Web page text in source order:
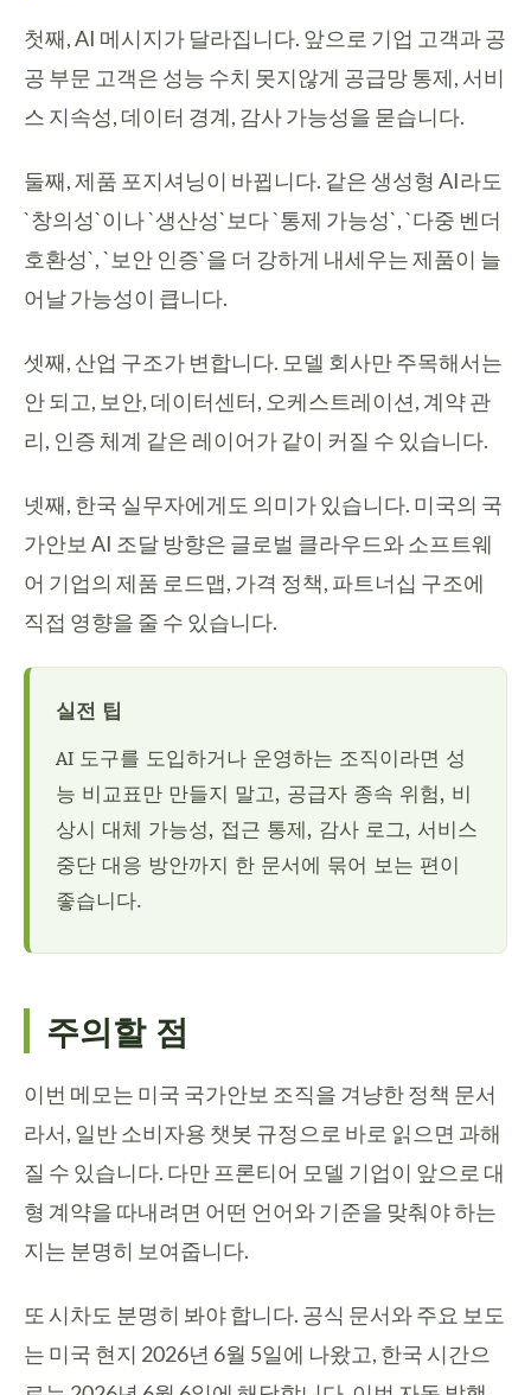
첫째, AI 메시지가 달라집니다. 앞으로 기업 고객과 공
공 부문 고객은 성능 수치 못지않게 공급망 통제, 서비
스 지속성, 데이터 경계, 감사 가능성을 묻습니다.
둘째, 제품 포지셔닝이 바뀝니다. 같은 생성형 AI라도
`창의성`이나 `생산성`보다 `통제 가능성`, `다중 벤더
호환성`, `보안 인증`을 더 강하게 내세우는 제품이 늘
어날 가능성이 큽니다.
셋째, 산업 구조가 변합니다. 모델 회사만 주목해서는
안 되고, 보안, 데이터센터, 오케스트레이션, 계약 관
리, 인증 체계 같은 레이어가 같이 커질 수 있습니다.
넷째, 한국 실무자에게도 의미가 있습니다. 미국의 국
가안보 AI 조달 방향은 글로벌 클라우드와 소프트웨
어 기업의 제품 로드맵, 가격 정책, 파트너십 구조에
직접 영향을 줄 수 있습니다.
실전 팁
AI 도구를 도입하거나 운영하는 조직이라면 성
능 비교표만 만들지 말고, 공급자 종속 위험, 비
상시 대체 가능성, 접근 통제, 감사 로그, 서비스
중단 대응 방안까지 한 문서에 묶어 보는 편이
좋습니다.
주의할 점
이번 메모는 미국 국가안보 조직을 겨냥한 정책 문서
라서, 일반 소비자용 챗봇 규정으로 바로 읽으면 과해
질 수 있습니다. 다만 프론티어 모델 기업이 앞으로 대
형 계약을 따내려면 어떤 언어와 기준을 맞춰야 하는
지는 분명히 보여줍니다.
또 시차도 분명히 봐야 합니다. 공식 문서와 주요 보도
는 미국 현지 2026년 6월 5일에 나왔고, 한국 시간으